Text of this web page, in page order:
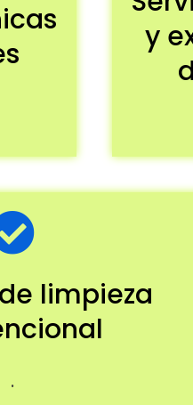
y
limpieza
.